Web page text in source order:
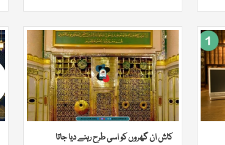
کاش ان گھروں کو اسی طرح رہنے دیا جاتا